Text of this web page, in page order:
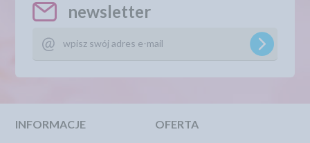
newsletter
INFORMACJE OFERTA